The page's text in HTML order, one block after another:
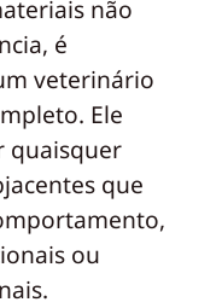
não
é
veterinário
Ele
quaisquer
que
ou